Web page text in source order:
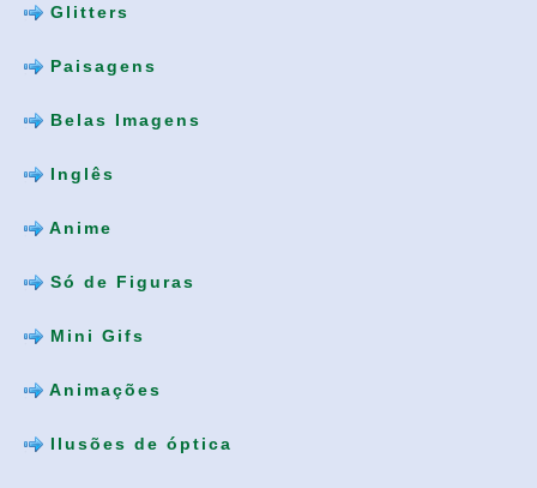
Glitters
Paisagens
Belas Imagens
Inglês
Anime
Só de Figuras
Mini Gifs
Animações
Ilusões de óptica